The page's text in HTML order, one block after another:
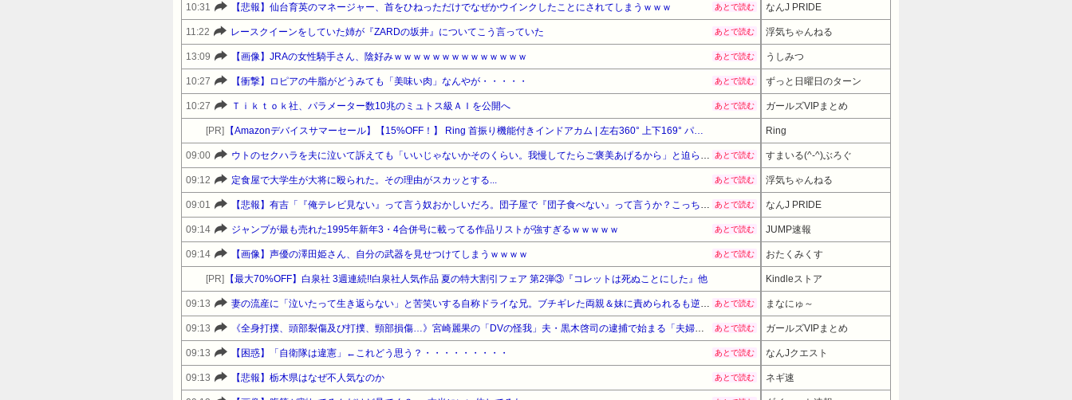
10:31 【悲報】仙台育英のマネージャー、首をひねっただけでなぜかウインクしたことにされてしまうｗｗｗ あとで読む なんJ PRIDE
11:22 レースクイーンをしていた姉が『ZARDの坂井』についてこう言っていた あとで読む 浮気ちゃんねる
13:09 【画像】JRAの女性騎手さん、陰好みｗｗｗｗｗｗｗｗｗｗｗｗｗｗ あとで読む うしみつ
10:27 【衝撃】ロピアの牛脂がどうみても「美味い肉」なんやが・・・・・ あとで読む ずっと日曜日のターン
10:27 Ｔｉｋｔｏｋ社、パラメーター数10兆のミュトス級ＡＩを公開へ あとで読む ガールズVIPまとめ
[PR] 【Amazonデバイスサマーセール】【15%OFF！】 Ring 首振り機能付きインドアカム | 左右360° 上下169° パンチルト、屋内用防犯カメラ | Pan-Tilt Indoor Cam ブラック | Ring Homeプラン30日間無料体験 Ring
09:00 ウトのセクハラを夫に泣いて訴えても「いいじゃないかそのくらい。我慢してたらご褒美あげるから」と迫られた。夫が気持ち悪くて悲鳴をあげたら「うるさい」とグーで殴られた あとで読む すまいる(^-^)ぶろぐ
09:12 定食屋で大学生が大将に殴られた。その理由がスカッとする... あとで読む 浮気ちゃんねる
09:01 【悲報】有吉「『俺テレビ見ない』って言う奴おかしいだろ。団子屋で『団子食べない』って言うか？こっちは芸人だぞ」 あとで読む なんJ PRIDE
09:14 ジャンプが最も売れた1995年新年3・4合併号に載ってる作品リストが強すぎるｗｗｗｗｗ あとで読む JUMP速報
09:14 【画像】声優の澤田姫さん、自分の武器を見せつけてしまうｗｗｗｗ あとで読む おたくみくす
[PR] 【最大70%OFF】白泉社 3週連続!!白泉社人気作品 夏の特大割引フェア 第2弾③『コレットは死ぬことにした』他 Kindleストア
09:13 妻の流産に「泣いたって生き返らない」と苦笑いする自称ドライな兄。ブチギレた両親＆妹に責められるも逆上した兄の悲惨すぎる現在←淡々としてるんじゃなくて単なる冷血漢 あとで読む まなにゅ～
09:13 《全身打撲、頭部裂傷及び打撲、頸部損傷…》宮崎麗果の「DVの怪我」夫・黒木啓司の逮捕で始まる「夫婦の闘争」 あとで読む ガールズVIPまとめ
09:13 【困惑】「自衛隊は違憲」←これどう思う？・・・・・・・・・ あとで読む なんJクエスト
09:13 【悲報】栃木県はなぜ不人気なのか あとで読む ネギ速